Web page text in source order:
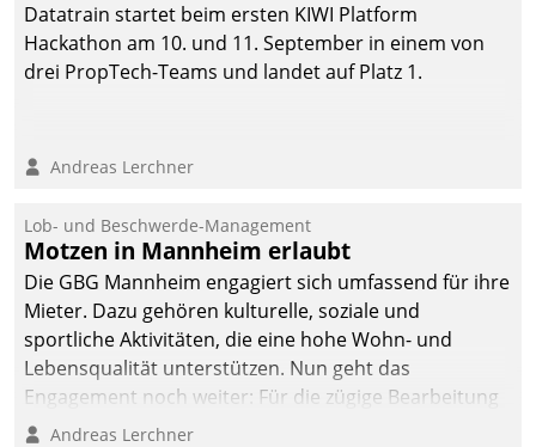
Datatrain startet beim ersten KIWI Platform
Hackathon am 10. und 11. September in einem von
drei PropTech-Teams und landet auf Platz 1.
Andreas Lerchner
Lob- und Beschwerde-Management
Motzen in Mannheim erlaubt
Die GBG Mannheim engagiert sich umfassend für ihre
Mieter. Dazu gehören kulturelle, soziale und
sportliche Aktivitäten, die eine hohe Wohn- und
Lebensqualität unterstützen. Nun geht das
Engagement noch weiter: Für die zügige Bearbeitung
von Beschwerden – oder Lob – richtet das
Andreas Lerchner